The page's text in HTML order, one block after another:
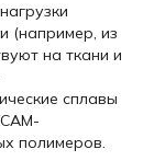
(например, из
на ткани и
сплавы
полимеров.